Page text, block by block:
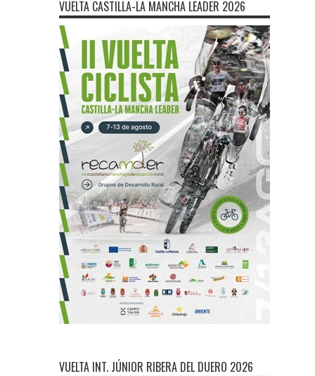
VUELTA CASTILLA-LA MANCHA LEADER 2026
VUELTA INT. JÚNIOR RIBERA DEL DUERO 2026